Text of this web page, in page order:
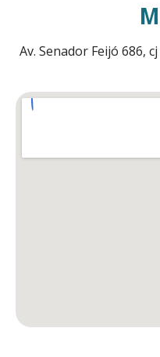
Av. Senador Feijó 686,